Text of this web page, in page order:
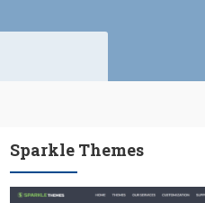
Sparkle Themes